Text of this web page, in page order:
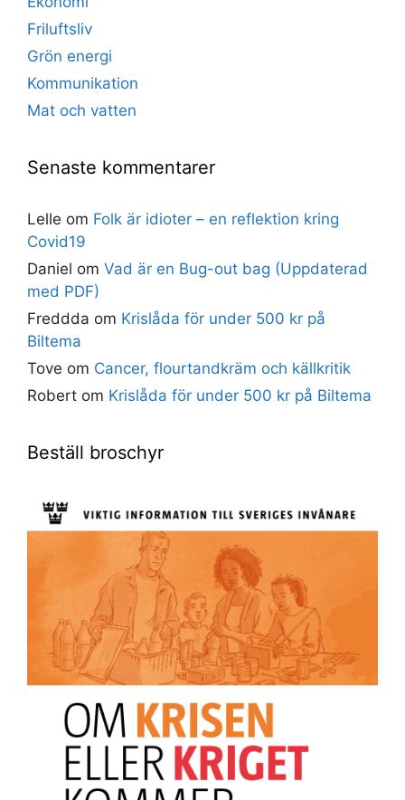
Friluftsliv
Grön energi
Kommunikation
Mat och vatten
Senaste kommentarer
Lelle om Folk är idioter – en reflektion kring
Covid19
Daniel om Vad är en Bug-out bag (Uppdaterad
med PDF)
Freddda om Krislåda för under 500 kr på
Biltema
Tove om Cancer, flourtandkräm och källkritik
Robert om Krislåda för under 500 kr på Biltema
Beställ broschyr